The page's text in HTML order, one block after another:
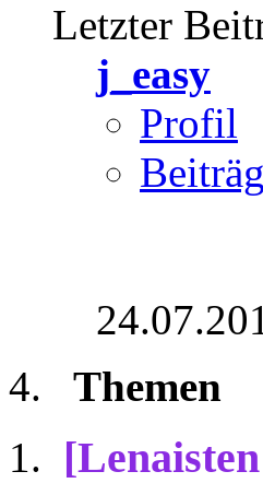
Letzter
j_easy
Profil
Themen